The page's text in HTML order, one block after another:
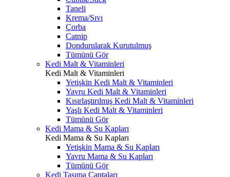
Taneli
Krema/Sıvı
Çorba
Catnip
Dondurularak Kurutulmuş
Tümünü Gör
Kedi Malt & Vitaminleri
Kedi Malt & Vitaminleri
Yetişkin Kedi Malt & Vitaminleri
Yavru Kedi Malt & Vitaminleri
Kısırlaştırılmış Kedi Malt & Vitaminleri
Yaşlı Kedi Malt & Vitaminleri
Tümünü Gör
Kedi Mama & Su Kapları
Kedi Mama & Su Kapları
Yetişkin Mama & Su Kapları
Yavru Mama & Su Kapları
Tümünü Gör
Kedi Taşıma Çantaları